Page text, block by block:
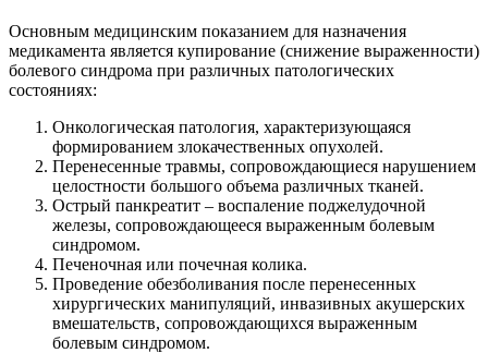
Основным медицинским показанием для назначения
медикамента является купирование (снижение выраженности)
болевого синдрома при различных патологических
состояниях:
Онкологическая патология, характеризующаяся
формированием злокачественных опухолей.
Перенесенные травмы, сопровождающиеся нарушением
целостности большого объема различных тканей.
Острый панкреатит – воспаление поджелудочной
железы, сопровождающееся выраженным болевым
синдромом.
Печеночная или почечная колика.
Проведение обезболивания после перенесенных
хирургических манипуляций, инвазивных акушерских
вмешательств, сопровождающихся выраженным
болевым синдромом.